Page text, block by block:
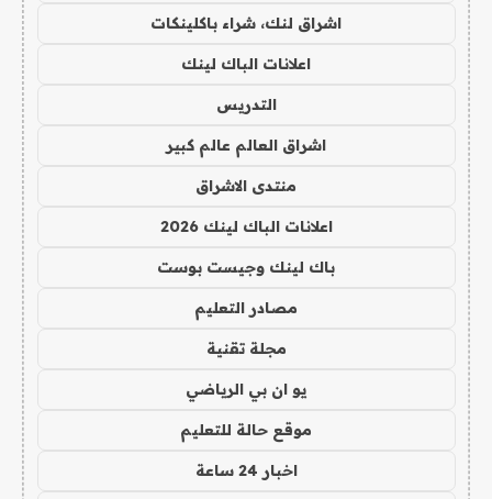
اشراق لنك، شراء باكلينكات
اعلانات الباك لينك
التدريس
اشراق العالم عالم كبير
منتدى الاشراق
اعلانات الباك لينك 2026
باك لينك وجيست بوست
مصادر التعليم
مجلة تقنية
يو ان بي الرياضي
موقع حالة للتعليم
اخبار 24 ساعة